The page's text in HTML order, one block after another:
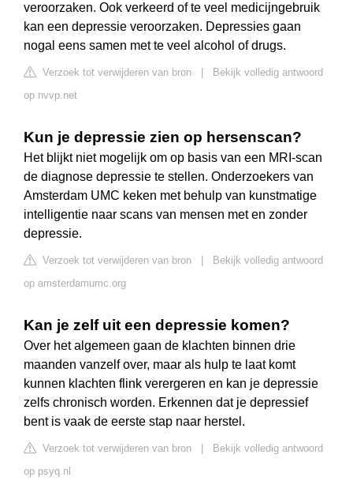
veroorzaken. Ook verkeerd of te veel medicijngebruik
kan een depressie veroorzaken. Depressies gaan
nogal eens samen met te veel alcohol of drugs.
Verzoek tot verwijderen van bron
Bekijk volledig antwoord
op nvvp.net
Kun je depressie zien op hersenscan?
Het blijkt niet mogelijk om op basis van een MRI-scan
de diagnose depressie te stellen. Onderzoekers van
Amsterdam UMC keken met behulp van kunstmatige
intelligentie naar scans van mensen met en zonder
depressie.
Verzoek tot verwijderen van bron
Bekijk volledig antwoord
op amsterdamumc.org
Kan je zelf uit een depressie komen?
Over het algemeen gaan de klachten binnen drie
maanden vanzelf over, maar als hulp te laat komt
kunnen klachten flink verergeren en kan je depressie
zelfs chronisch worden. Erkennen dat je depressief
bent is vaak de eerste stap naar herstel.
Verzoek tot verwijderen van bron
Bekijk volledig antwoord
op psyq.nl